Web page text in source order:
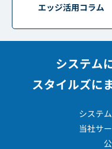
エッジ活用コラム
システム
スタイルズに
システ
当社サ